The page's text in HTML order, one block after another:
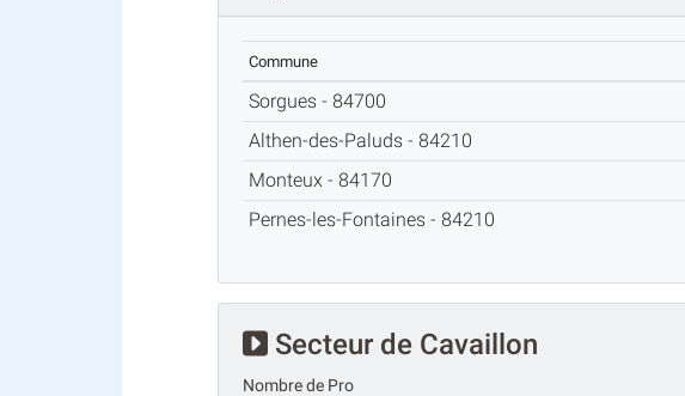
Commune
Sorgues - 84700
Althen-des-Paluds - 84210
Monteux - 84170
Pernes-les-Fontaines - 84210
Secteur de Cavaillon
Nombre de Pro